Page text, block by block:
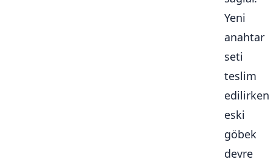
Yeni
anahtar
seti
teslim
edilirken
eski
göbek
devre